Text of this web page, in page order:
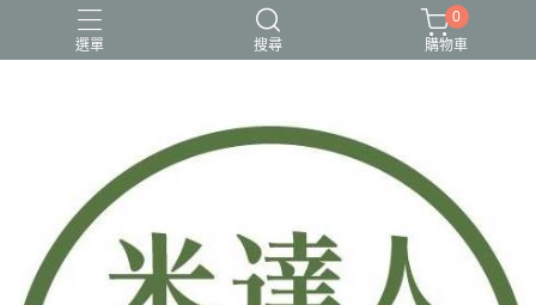
選單 搜尋
0
購物車